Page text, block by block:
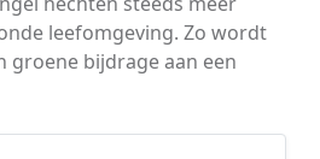
leefomgeving. Zo wordt
groene bijdrage aan een